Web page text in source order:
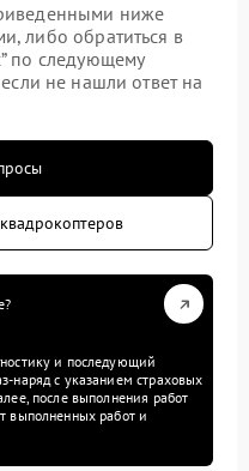
ниже
либо обратиться в
по следующему
если не нашли ответ на
и последующий
наряд с указанием страховых
после выполнения работ
выполненных работ и